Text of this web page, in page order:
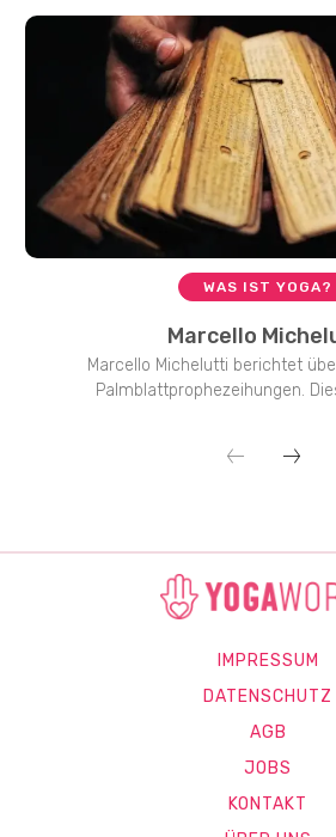
WAS IST YOGA?
Marcello
Marcello Michelutti berichtet
Palmblattprophezeihungen.
IMPRESSUM
DATENSCHUTZ
AGB
JOBS
KONTAKT